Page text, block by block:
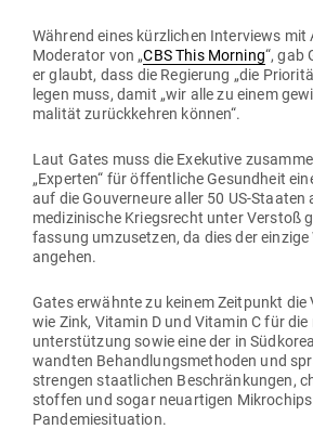
Während eines kürz­lichen Inter­views mit
Mode­rator von „CBS This Morning“, gab
er glaubt, dass die Regierung „die
legen muss, damit „wir alle zu einem
ma­lität zurück­kehren können“.
Laut Gates muss die Exe­kutive
„Experten“ für öffent­liche Gesundheit
auf die Gou­ver­neure aller 50 US-Staaten
medi­zi­nische Kriegs­recht unter Verstoß
fassung umzu­setzen, da dies der einzige
angehen.
Gates erwähnte zu keinem Zeit­punkt die
wie Zink, Vitamin D und Vitamin C für
un­ter­stützung sowie eine der in
wandten Behand­lungs­me­thoden und
strengen staat­lichen Beschrän­kungen,
stoffen und sogar neu­ar­tigen Mikro­chips
Pandemiesituation.